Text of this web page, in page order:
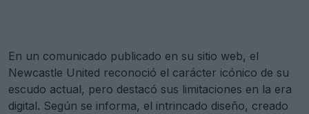
En un comunicado publicado en su sitio web, el
Newcastle United reconoció el carácter icónico de su
escudo actual, pero destacó sus limitaciones en la era
digital. Según se informa, el intrincado diseño, creado